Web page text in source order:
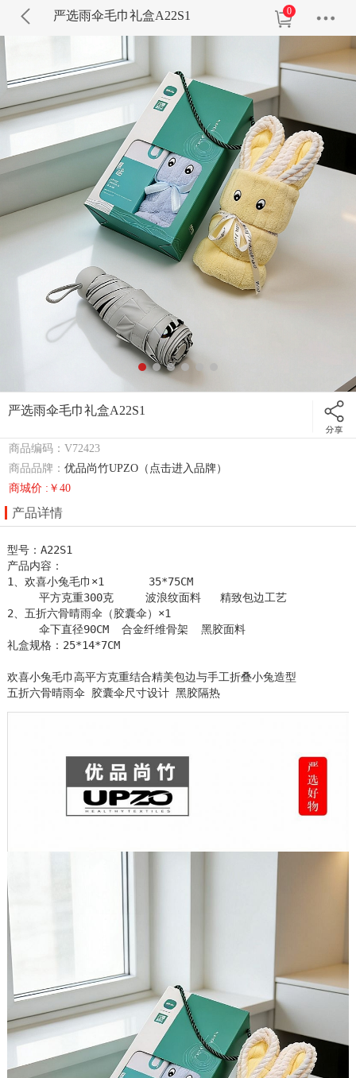
严选雨伞毛巾礼盒A22S1 0
严选雨伞毛巾礼盒A22S1
商品编码：V72423
商品品牌：优品尚竹UPZO（点击进入品牌）
商城价 :￥40
产品详情
型号：A22S1
产品内容：
1、欢喜小兔毛巾×1       35*75CM
     平方克重300克     波浪纹面料   精致包边工艺
2、五折六骨晴雨伞（胶囊伞）×1
     伞下直径90CM  合金纤维骨架  黑胶面料
礼盒规格：25*14*7CM
欢喜小兔毛巾高平方克重结合精美包边与手工折叠小兔造型
五折六骨晴雨伞 胶囊伞尺寸设计 黑胶隔热